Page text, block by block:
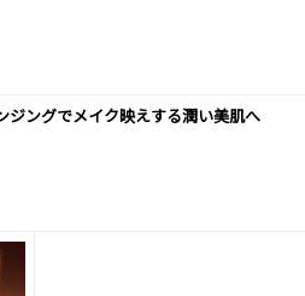
ジングでメイク映えする潤い美肌へ